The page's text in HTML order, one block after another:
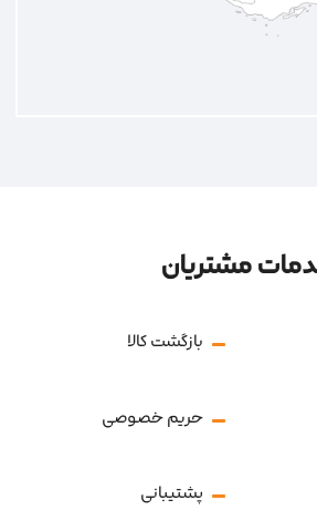
مشتریان
بازگشت کالا
حریم خصوصی
پشتیبانی